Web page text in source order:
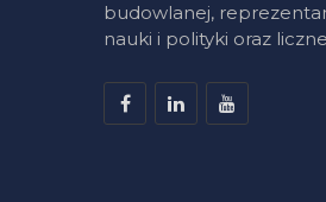
budowlanej,
nauki i polityki oraz